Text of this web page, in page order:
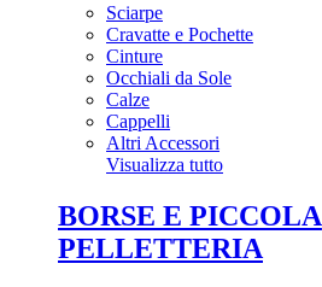
Sciarpe
Cravatte e Pochette
Cinture
Occhiali da Sole
Calze
Cappelli
Altri Accessori
Visualizza tutto
BORSE E PICCOLA
PELLETTERIA